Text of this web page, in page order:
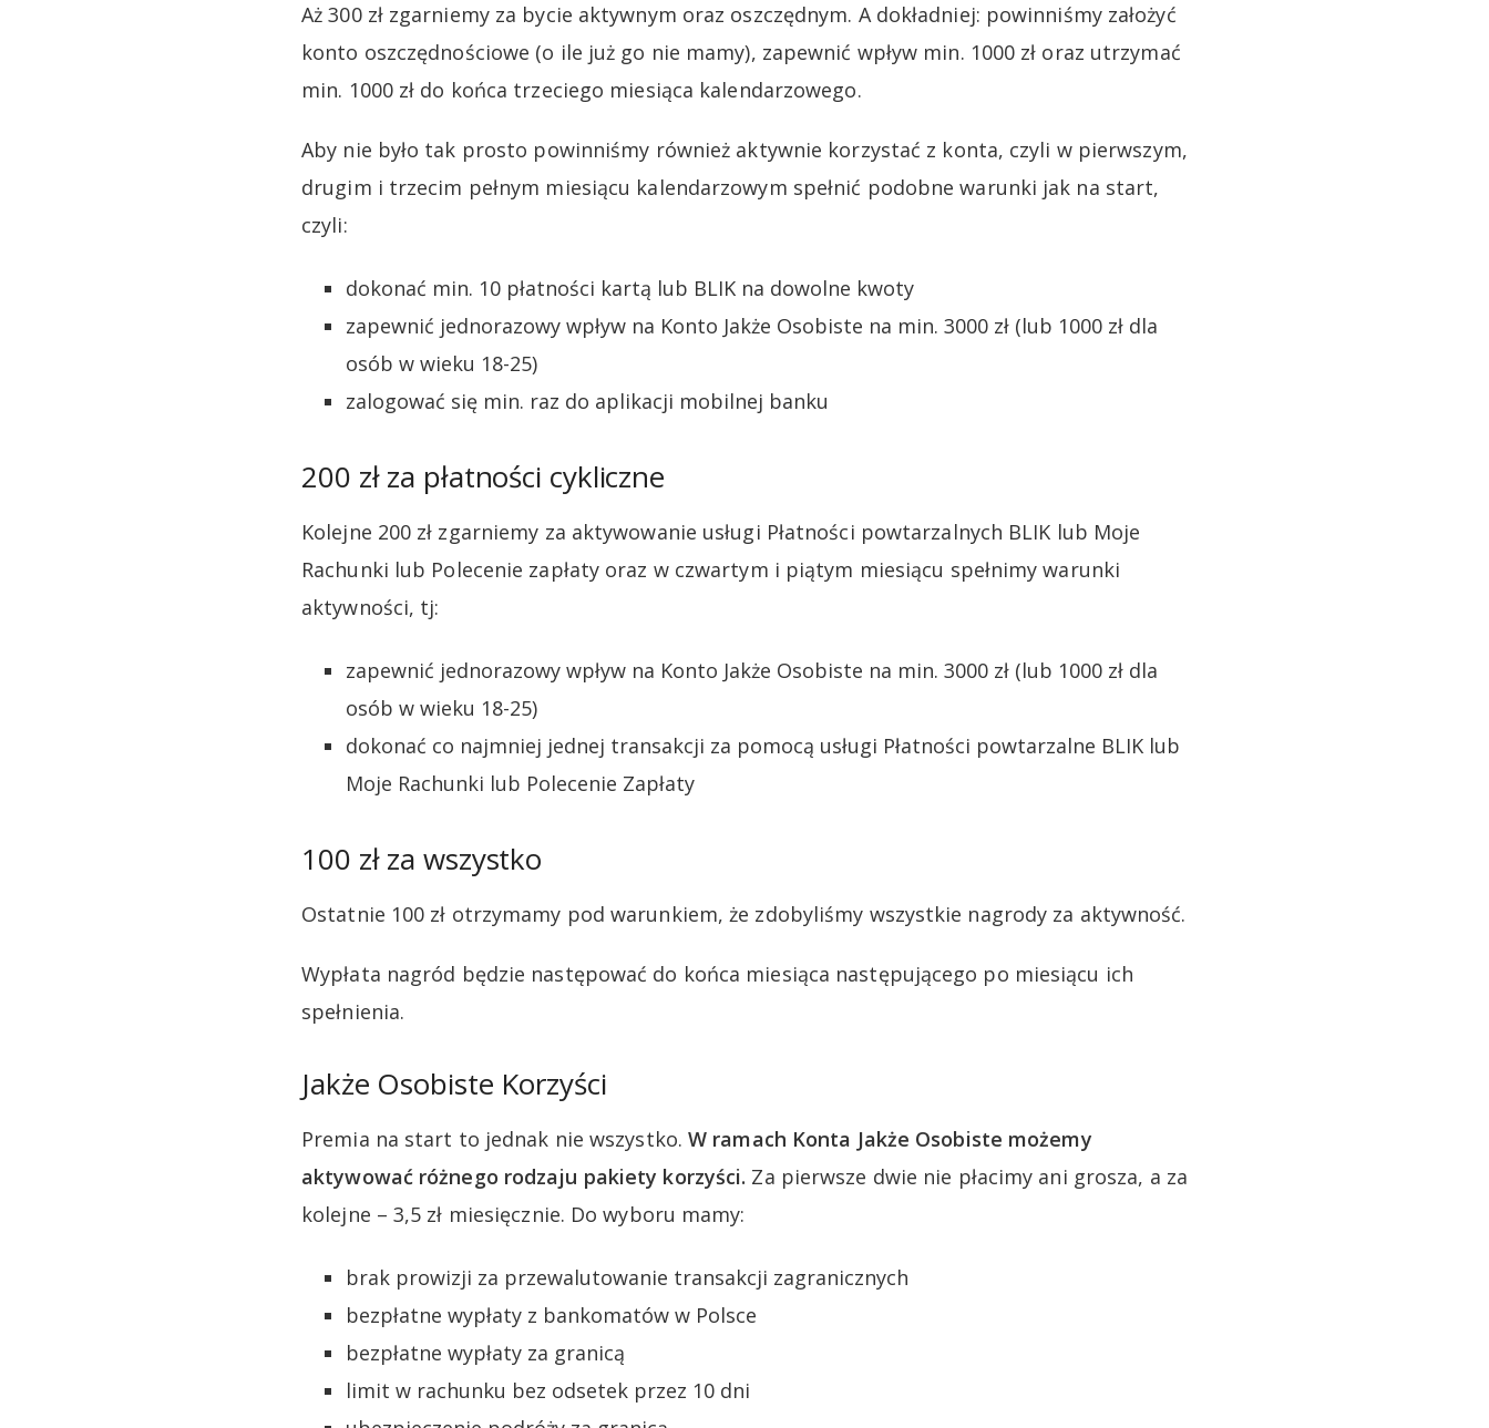
Aż 300 zł zgarniemy za bycie aktywnym oraz oszczędnym. A dokładniej: powinniśmy założyć
konto oszczędnościowe (o ile już go nie mamy), zapewnić wpływ min. 1000 zł oraz utrzymać
min. 1000 zł do końca trzeciego miesiąca kalendarzowego.
Aby nie było tak prosto powinniśmy również aktywnie korzystać z konta, czyli w pierwszym,
drugim i trzecim pełnym miesiącu kalendarzowym spełnić podobne warunki jak na start,
czyli:
dokonać min. 10 płatności kartą lub BLIK na dowolne kwoty
zapewnić jednorazowy wpływ na Konto Jakże Osobiste na min. 3000 zł (lub 1000 zł dla
osób w wieku 18-25)
zalogować się min. raz do aplikacji mobilnej banku
200 zł za płatności cykliczne
Kolejne 200 zł zgarniemy za aktywowanie usługi Płatności powtarzalnych BLIK lub Moje
Rachunki lub Polecenie zapłaty oraz w czwartym i piątym miesiącu spełnimy warunki
aktywności, tj:
zapewnić jednorazowy wpływ na Konto Jakże Osobiste na min. 3000 zł (lub 1000 zł dla
osób w wieku 18-25)
dokonać co najmniej jednej transakcji za pomocą usługi Płatności powtarzalne BLIK lub
Moje Rachunki lub Polecenie Zapłaty
100 zł za wszystko
Ostatnie 100 zł otrzymamy pod warunkiem, że zdobyliśmy wszystkie nagrody za aktywność.
Wypłata nagród będzie następować do końca miesiąca następującego po miesiącu ich
spełnienia.
Jakże Osobiste Korzyści
Premia na start to jednak nie wszystko. W ramach Konta Jakże Osobiste możemy
aktywować różnego rodzaju pakiety korzyści. Za pierwsze dwie nie płacimy ani grosza, a za
kolejne – 3,5 zł miesięcznie. Do wyboru mamy:
brak prowizji za przewalutowanie transakcji zagranicznych
bezpłatne wypłaty z bankomatów w Polsce
bezpłatne wypłaty za granicą
limit w rachunku bez odsetek przez 10 dni